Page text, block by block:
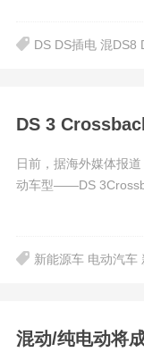
DS DS插电 混DS8
DS 3
日前，据海外媒体报
动车型——DS
新能源车 电动汽车
混动/纯电动将